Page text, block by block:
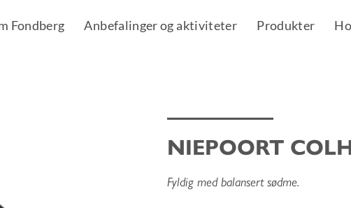
Fondberg Anbefalinger og aktiviteter Produkter
NIEPOORT
Fyldig med balansert sødme.